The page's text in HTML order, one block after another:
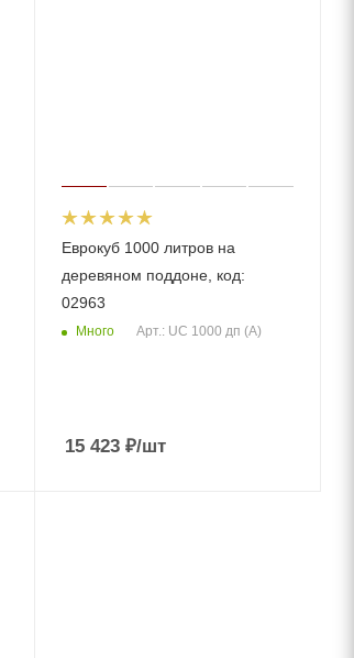
Еврокуб 1000 литров на
деревяном поддоне, код:
02963
Много Арт.: UC 1000 дп (А)
15 423 ₽/шт